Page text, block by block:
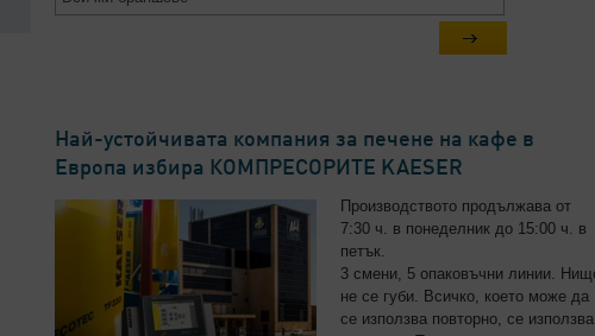
Най-устойчивата компания за печене на кафе в
Европа избира КОМПРЕСОРИТЕ KAESER
Производството продължава от
7:30 ч. в понеделник до 15:00 ч. в
петък.
3 смени, 5 опаковъчни линии.
не се губи. Всичко, което може да
се използва повторно, се използва